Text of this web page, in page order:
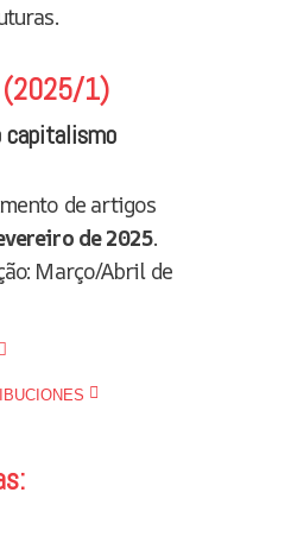
(2025/1)
capitalismo
de artigos
de 2025.
Março/Abril de